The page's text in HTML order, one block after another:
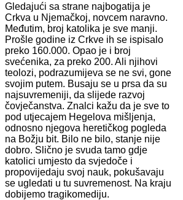
Gledajući sa strane najbogatija je
Crkva u Njemačkoj, novcem naravno.
Međutim, broj katolika je sve manji.
Prošle godine iz Crkve ih se ispisalo
preko 160.000. Opao je i broj
svećenika, za preko 200. Ali njihovi
teolozi, podrazumijeva se ne svi, gone
svojim putem. Busaju se u prsa da su
najsuvremeniji, da slijede razvoj
čovječanstva. Znalci kažu da je sve to
pod utjecajem Hegelova mišljenja,
odnosno njegova heretičkog pogleda
na Božju bit. Bilo ne bilo, stanje nije
dobro. Slično je svuda tamo gdje
katolici umjesto da svjedoče i
propovijedaju svoj nauk, pokušavaju
se ugledati u tu suvremenost. Na kraju
dobijemo tragikomediju.